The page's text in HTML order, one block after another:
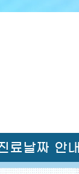
료날짜 안내